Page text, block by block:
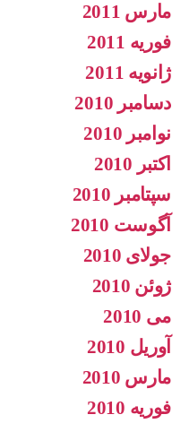
مارس 2011
فوریه 2011
ژانویه 2011
دسامبر 2010
نوامبر 2010
اکتبر 2010
سپتامبر 2010
آگوست 2010
جولای 2010
ژوئن 2010
می 2010
آوریل 2010
مارس 2010
فوریه 2010